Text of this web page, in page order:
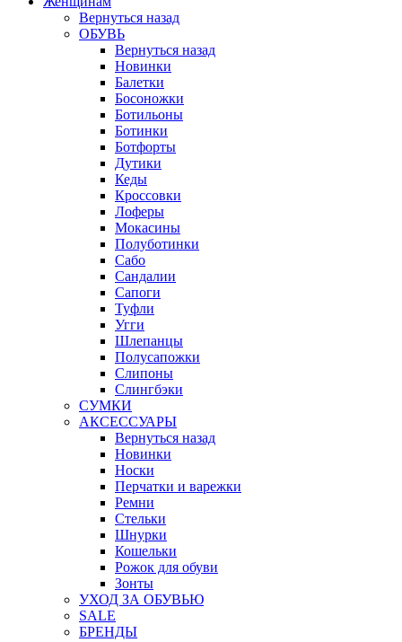
Вернуться назад
ОБУВЬ
Вернуться назад
Новинки
Балетки
Босоножки
Ботильоны
Ботинки
Ботфорты
Дутики
Кеды
Кроссовки
Лоферы
Мокасины
Полуботинки
Сабо
Сандалии
Сапоги
Туфли
Угги
Шлепанцы
Полусапожки
Слипоны
Слингбэки
СУМКИ
АКСЕССУАРЫ
Вернуться назад
Новинки
Носки
Перчатки и варежки
Ремни
Стельки
Шнурки
Кошельки
Рожок для обуви
Зонты
УХОД ЗА ОБУВЬЮ
SALE
БРЕНДЫ